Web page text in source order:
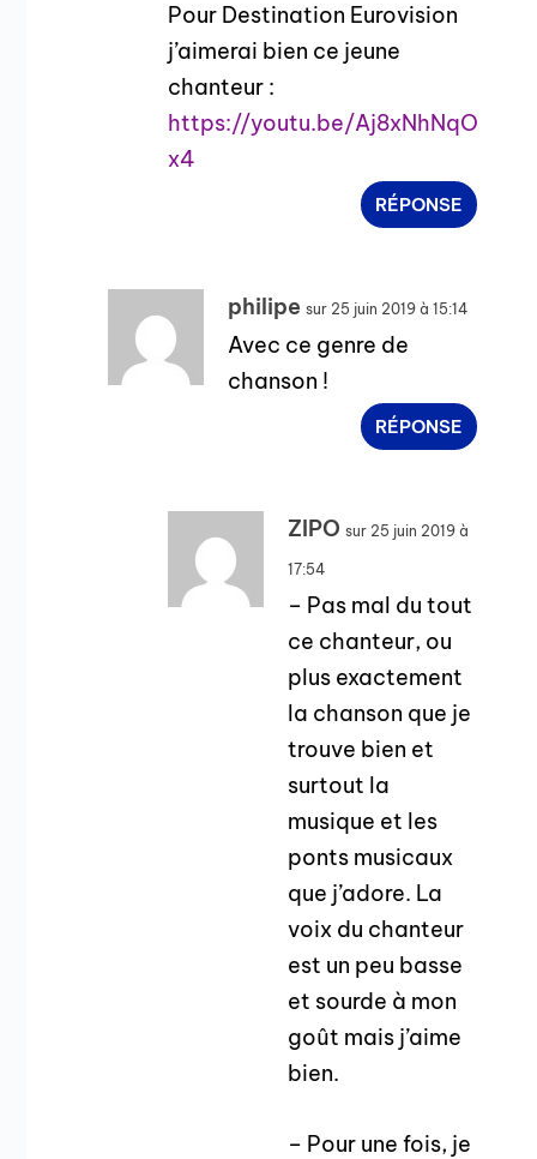
Pour Destination Eurovision
j’aimerai bien ce jeune
chanteur :
https://youtu.be/Aj8xNhNqO
x4
RÉPONSE
philipe sur 25 juin 2019 à 15:14
Avec ce genre de
chanson !
RÉPONSE
ZIPO sur 25 juin 2019 à
17:54
– Pas mal du tout
ce chanteur, ou
plus exactement
la chanson que je
trouve bien et
surtout la
musique et les
ponts musicaux
que j’adore. La
voix du chanteur
est un peu basse
et sourde à mon
goût mais j’aime
bien.
– Pour une fois, je